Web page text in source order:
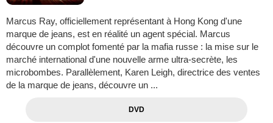
Marcus Ray, officiellement représentant à Hong Kong d'une
marque de jeans, est en réalité un agent spécial. Marcus
découvre un complot fomenté par la mafia russe : la mise sur le
marché international d'une nouvelle arme ultra-secrète, les
microbombes. Parallèlement, Karen Leigh, directrice des ventes
de la marque de jeans, découvre un ...
DVD